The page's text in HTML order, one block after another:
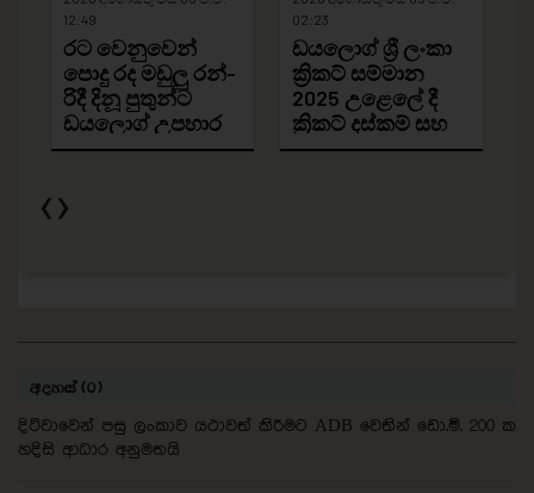
අදහස් (0)
දිට්වාවෙන් පසු ලංකාව යථාවත් කිරීමට ADB වෙතින් ඩො.මි. 200 ක
හදිසි ආධාර අනුමතයි